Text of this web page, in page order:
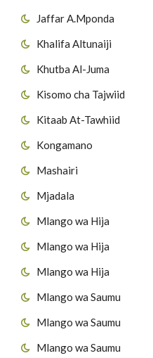
Jaffar A.Mponda
Khalifa Altunaiji
Khutba Al-Juma
Kisomo cha Tajwiid
Kitaab At-Tawhiid
Kongamano
Mashairi
Mjadala
Mlango wa Hija
Mlango wa Hija
Mlango wa Hija
Mlango wa Saumu
Mlango wa Saumu
Mlango wa Saumu